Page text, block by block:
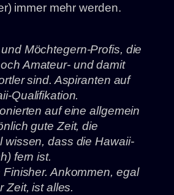
immer mehr werden.
Möchtegern-Profis, die
Amateur- und damit
sind. Aspiranten auf
Qualifikation.
auf eine allgemein
gute Zeit, die
wissen, dass die Hawaii-
fern ist.
Finisher. Ankommen, egal
Zeit, ist alles.